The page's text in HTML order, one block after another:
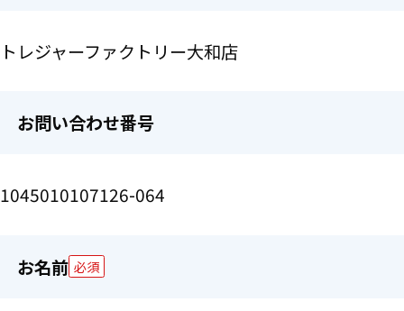
トレジャーファクトリー大和店
お問い合わせ番号
1045010107126-064
お名前 必須